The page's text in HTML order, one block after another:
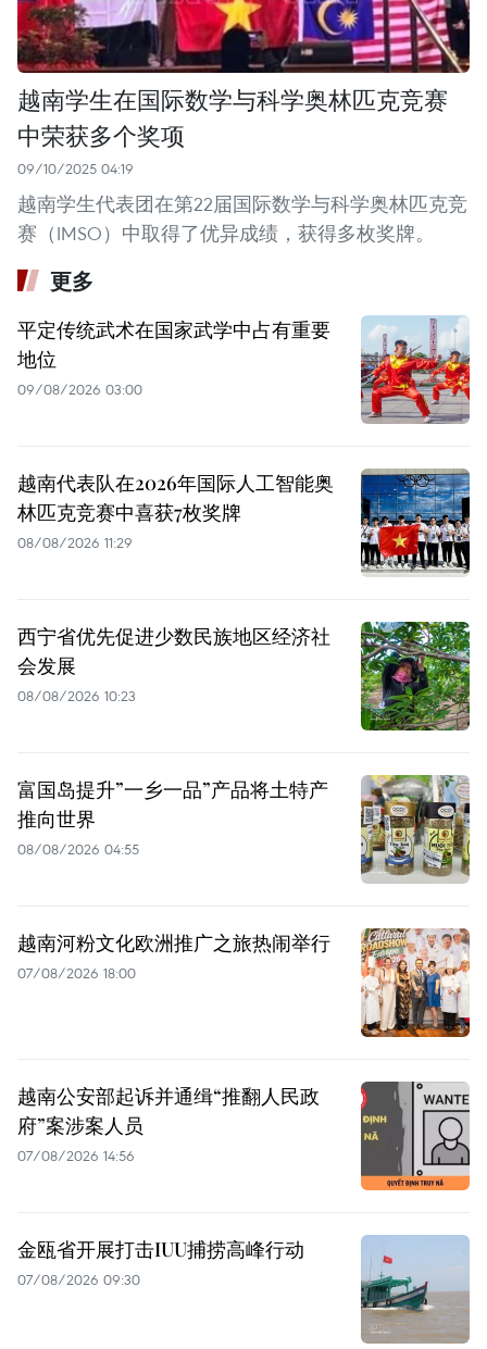
越南学生在国际数学与科学奥林匹克竞赛
中荣获多个奖项
09/10/2025 04:19
越南学生代表团在第22届国际数学与科学奥林匹克竞
赛（IMSO）中取得了优异成绩，获得多枚奖牌。
更多
平定传统武术在国家武学中占有重要
地位
09/08/2026 03:00
越南代表队在2026年国际人工智能奥
林匹克竞赛中喜获7枚奖牌
08/08/2026 11:29
西宁省优先促进少数民族地区经济社
会发展
08/08/2026 10:23
富国岛提升”一乡一品”产品将土特产
推向世界
08/08/2026 04:55
越南河粉文化欧洲推广之旅热闹举行
07/08/2026 18:00
越南公安部起诉并通缉“推翻人民政
府”案涉案人员
07/08/2026 14:56
金瓯省开展打击IUU捕捞高峰行动
07/08/2026 09:30